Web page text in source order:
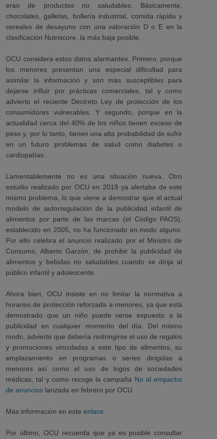
eran de productos no saludables. Básicamente,
chocolates, galletas, bollería industrial, comida rápida y
cereales de desayuno con una valoración D o E en la
clasificación Nutriscore, la más baja posible.
OCU considera estos datos alarmantes. Primero, porque
los menores presentan una especial dificultad para
asimilar la información y son más susceptibles para
dejarse influir por prácticas comerciales, tal y como
advierte el reciente Dectreto Ley de protección de los
consumidores vulnerables. Y segundo, porque en la
actualidad cerca del 40% de los niños tienen exceso de
peso y, por lo tanto, tienen una alta probabilidad de sufrir
en un futuro problemas de salud como diabetes o
cardiopatías.
Lamentablemente no es una situación nueva. Otro
estudio realizado por OCU en 2019 ya alertaba de este
mismo problema, lo que viene a demostrar que el actual
modelo de autorregulación de la publicidad infantil de
alimentos por parte de las marcas (el Código PAOS),
establecido en 2005, no ha funcionado en modo alguno.
Por ello celebra el anuncio realizado por el Ministro de
Consumo, Alberto Garzón, de prohibir la publicidad de
alimentos y bebidas no saludables cuando se dirija al
público infantil y adolescente.
Ahora bien, OCU insiste en no limitar la normativa a
horarios de protección reforzada a menores, ya que está
demostrado que un niño puede verse expuesto a la
publicidad en cualquier momento del día. Del mismo
modo, advierte que debería restringirse el uso de regalos
y promociones vinculadas a este tipo de alimentos, su
emplazamiento en programas o series dirigidas a
menores así como el uso de logos de sociedades
médicas, tal y como recoge la campaña No al empacho
de anuncios lanzada en febrero por OCU.
Más información en este enlace
Por último, OCU recuerda que ya es posible consultar